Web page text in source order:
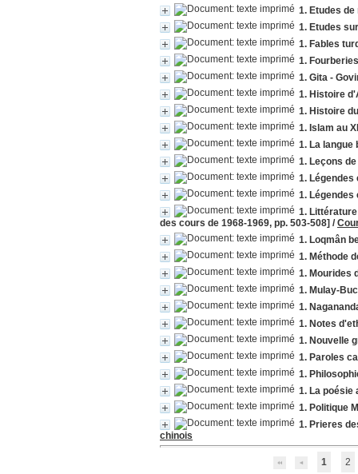
1. Etudes
1. Etudes
1. Fables
1.
1. Gita -
1. Histoire
1. Histoire
1. Islam au
1. La langue
1. Leçons
1. Légendes
1. Légendes
1.
des cours de 1968-1969, pp. 503-508] /
1. Loqmân
1. Méthode
1. Mourides
1. Mulay-
1.
1. Notes
1. Nouvelle
1. Paroles
1.
1. La poésie
1. Politique
1. Prieres
chinois
1 2